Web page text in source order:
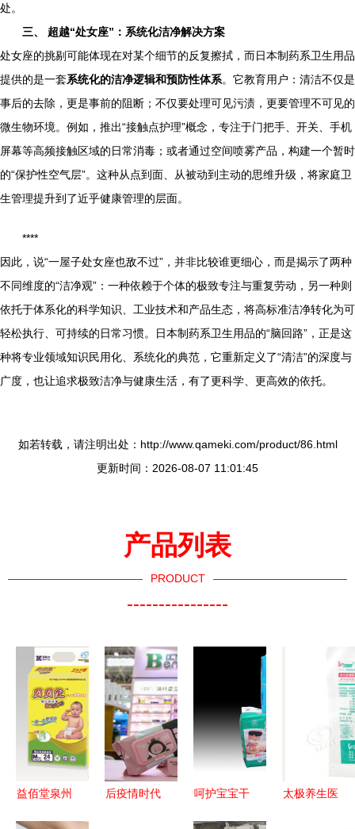
处。
三、 超越“处女座”：系统化洁净解决方案
处女座的挑剔可能体现在对某个细节的反复擦拭，而日本制药系卫生用品
提供的是一套系统化的洁净逻辑和预防性体系。它教育用户：清洁不仅是
事后的去除，更是事前的阻断；不仅要处理可见污渍，更要管理不可见的
微生物环境。例如，推出“接触点护理”概念，专注于门把手、开关、手机
屏幕等高频接触区域的日常消毒；或者通过空间喷雾产品，构建一个暂时
的“保护性空气层”。这种从点到面、从被动到主动的思维升级，将家庭卫
生管理提升到了近乎健康管理的层面。
****
因此，说“一屋子处女座也敌不过”，并非比较谁更细心，而是揭示了两种
不同维度的“洁净观”：一种依赖于个体的极致专注与重复劳动，另一种则
依托于体系化的科学知识、工业技术和产品生态，将高标准洁净转化为可
轻松执行、可持续的日常习惯。日本制药系卫生用品的“脑回路”，正是这
种将专业领域知识民用化、系统化的典范，它重新定义了“清洁”的深度与
广度，也让追求极致洁净与健康生活，有了更科学、更高效的依托。
如若转载，请注明出处：http://www.qameki.com/product/86.html
更新时间：2026-08-07 11:01:45
产品列表
PRODUCT
----------------
益佰堂泉州
后疫情时代
呵护宝宝干
太极养生医